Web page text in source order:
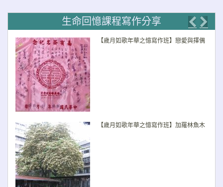
生命回憶課程寫作分享
【歲月如歌年華之憶寫作班】戀愛與擇偶
【歲月如歌年華之憶寫作班】加羅林魚木